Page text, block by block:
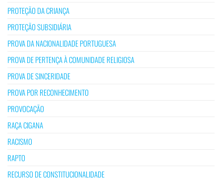
PROTEÇÃO DA CRIANÇA
PROTEÇÃO SUBSIDIÁRIA
PROVA DA NACIONALIDADE PORTUGUESA
PROVA DE PERTENÇA À COMUNIDADE RELIGIOSA
PROVA DE SINCERIDADE
PROVA POR RECONHECIMENTO
PROVOCAÇÃO
RAÇA CIGANA
RACISMO
RAPTO
RECURSO DE CONSTITUCIONALIDADE